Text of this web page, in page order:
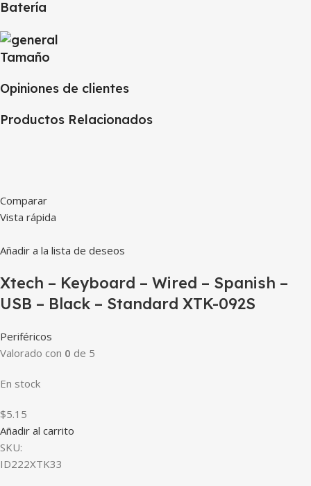
Batería
Tamaño
Opiniones de clientes
Productos Relacionados
Comparar
Vista rápida
Añadir a la lista de deseos
Xtech – Keyboard – Wired – Spanish –
USB – Black – Standard XTK-092S
Periféricos
Valorado con 0 de 5
En stock
$5.15
Añadir al carrito
SKU:
ID222XTK33